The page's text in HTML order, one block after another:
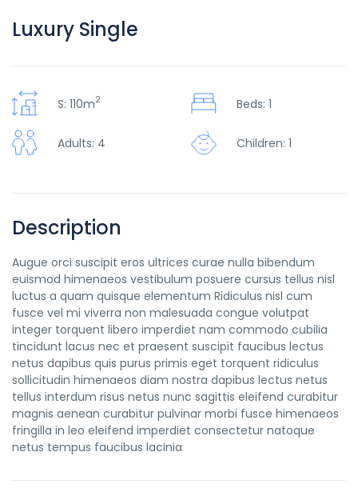
Luxury Single
S: 110m2 Beds: 1
Adults: 4 Children: 1
Description
Augue orci suscipit eros ultrices curae nulla bibendum
euismod himenaeos vestibulum posuere cursus tellus nisl
luctus a quam quisque elementum Ridiculus nisl cum
fusce vel mi viverra non malesuada congue volutpat
integer torquent libero imperdiet nam commodo cubilia
tincidunt lacus nec et praesent suscipit faucibus lectus
netus dapibus quis purus primis eget torquent ridiculus
sollicitudin himenaeos diam nostra dapibus lectus netus
tellus interdum risus netus nunc sagittis eleifend curabitur
magnis aenean curabitur pulvinar morbi fusce himenaeos
fringilla in leo eleifend imperdiet consectetur natoque
netus tempus faucibus lacinia